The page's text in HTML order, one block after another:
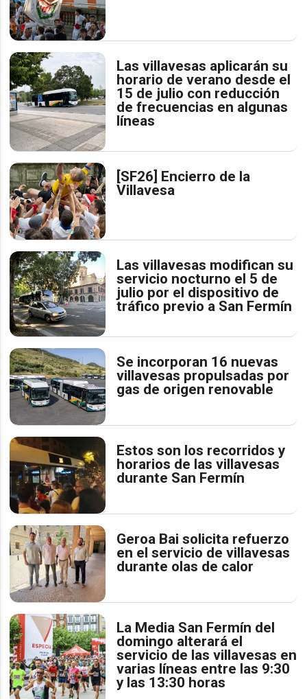
Las villavesas aplicarán su
horario de verano desde el
15 de julio con reducción
de frecuencias en algunas
líneas
[SF26] Encierro de la
Villavesa
Las villavesas modifican su
servicio nocturno el 5 de
julio por el dispositivo de
tráfico previo a San Fermín
Se incorporan 16 nuevas
villavesas propulsadas por
gas de origen renovable
Estos son los recorridos y
horarios de las villavesas
durante San Fermín
Geroa Bai solicita refuerzo
en el servicio de villavesas
durante olas de calor
La Media San Fermín del
domingo alterará el
servicio de las villavesas en
varias líneas entre las 9:30
y las 13:30 horas